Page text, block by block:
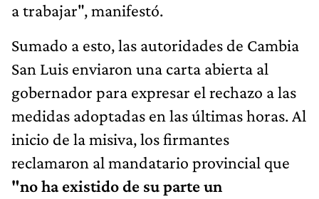
a trabajar", manifestó.
Sumado a esto, las autoridades de Cambia
San Luis enviaron una carta abierta al
gobernador para expresar el rechazo a las
medidas adoptadas en las últimas horas. Al
inicio de la misiva, los firmantes
reclamaron al mandatario provincial que
"no ha existido de su parte un